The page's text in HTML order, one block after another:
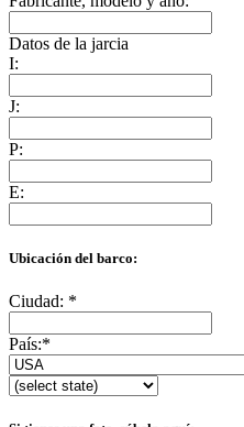
Datos de la jarcia
I:
J:
P:
E:
Ubicación del barco:
Ciudad: *
País:*